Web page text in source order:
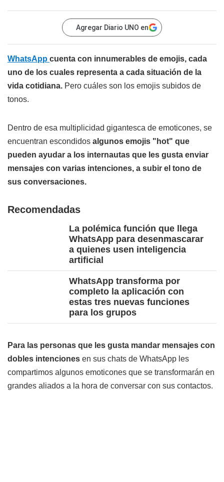
Agregar Diario UNO en
WhatsApp cuenta con innumerables de emojis, cada
uno de los cuales representa a cada situación de la
vida cotidiana. Pero cuáles son los emojis subidos de
tonos.
Dentro de esa multiplicidad gigantesca de emoticones, se
encuentran escondidos algunos emojis "hot" que
pueden ayudar a los internautas que les gusta enviar
mensajes con varias intenciones, a subir el tono de
sus conversaciones.
Recomendadas
La polémica función que llega
WhatsApp para desenmascarar
a quienes usen inteligencia
artificial
WhatsApp transforma por
completo la aplicación con
estas tres nuevas funciones
para los grupos
Para las personas que les gusta mandar mensajes con
dobles intenciones en sus chats de WhatsApp les
compartimos algunos emoticones que se transformarán en
grandes aliados a la hora de conversar con sus contactos.